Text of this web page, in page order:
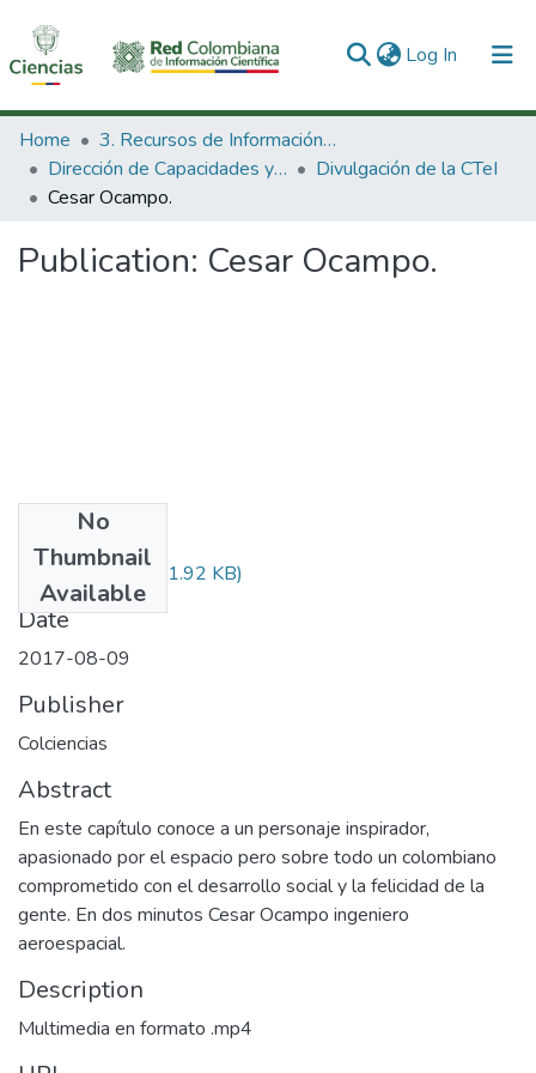
Log In (current)
Communities & Collections
All of DSpace
Home
3. Recursos de Información Científica y Tecnológica
Dirección de Capacidades y Divulgación de la CTeI
Divulgación de la CTeI
Cesar Ocampo.
Publication: Cesar Ocampo.
No
Thumbnail
Available
Audiovisual.pdf(31.92 KB)
Date
2017-08-09
Publisher
Colciencias
Abstract
En este capítulo conoce a un personaje inspirador,
apasionado por el espacio pero sobre todo un colombiano
comprometido con el desarrollo social y la felicidad de la
gente. En dos minutos Cesar Ocampo ingeniero
aeroespacial.
Description
Multimedia en formato .mp4